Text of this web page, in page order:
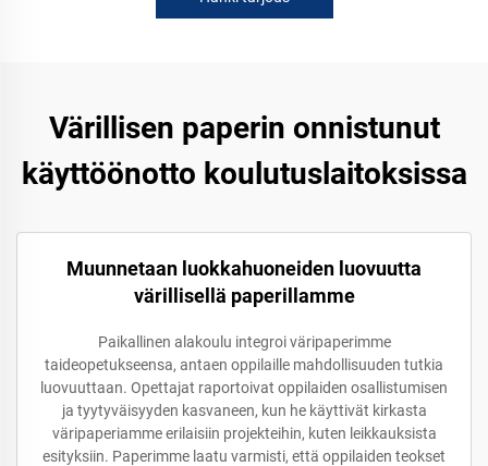
Värillisen paperin onnistunut
käyttöönotto koulutuslaitoksissa
Muunnetaan luokkahuoneiden luovuutta
värillisellä paperillamme
Paikallinen alakoulu integroi väripaperimme
taideopetukseensa, antaen oppilaille mahdollisuuden tutkia
luovuuttaan. Opettajat raportoivat oppilaiden osallistumisen
ja tyytyväisyyden kasvaneen, kun he käyttivät kirkasta
väripaperiamme erilaisiin projekteihin, kuten leikkauksista
esityksiin. Paperimme laatu varmisti, että oppilaiden teokset